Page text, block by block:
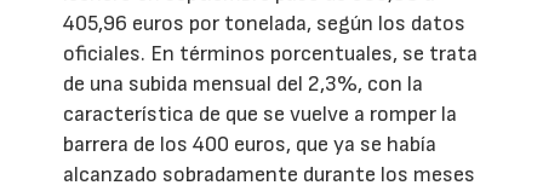
405,96 euros por tonelada, según los datos
oficiales. En términos porcentuales, se trata
de una subida mensual del 2,3%, con la
característica de que se vuelve a romper la
barrera de los 400 euros, que ya se había
alcanzado sobradamente durante los meses